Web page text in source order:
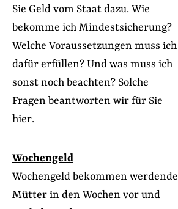
Sie Geld vom Staat dazu. Wie
bekomme ich Mindestsicherung?
Welche Voraussetzungen muss ich
dafür erfüllen? Und was muss ich
sonst noch beachten? Solche
Fragen beantworten wir für Sie
hier.
Wochengeld
Wochengeld bekommen werdende
Mütter in den Wochen vor und